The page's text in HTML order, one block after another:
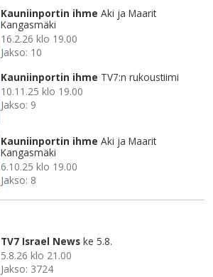
Kauniinportin ihme Aki ja Maarit
Kangasmäki
16.2.26 klo 19.00
Jakso: 10
Kauniinportin ihme TV7:n rukoustiimi
10.11.25 klo 19.00
Jakso: 9
Kauniinportin ihme Aki ja Maarit
Kangasmäki
6.10.25 klo 19.00
Jakso: 8
TV7 Israel News ke 5.8.
5.8.26 klo 21.00
Jakso: 3724